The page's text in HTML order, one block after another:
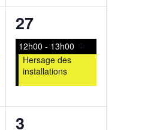
1
évènement,
27
12h00- 13h00
Hersage des
installations
1
3